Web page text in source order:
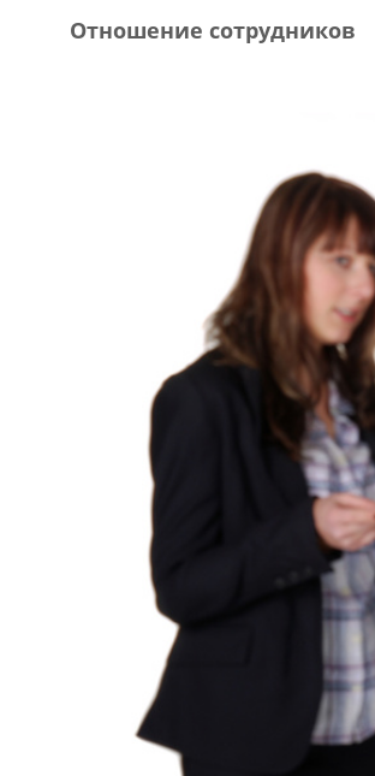
Отношение сотрудников